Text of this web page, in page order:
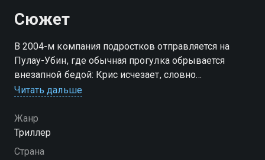
Сюжет
В 2004-м компания подростков отправляется на
Пулау-Убин, где обычная прогулка обрывается
внезапной бедой: Крис исчезает, словно
растворившись в воздухе. Проходит пятнадцать лет
случившемся. Вскоре выясняется, что за этим
исчезновением скрыто куда больше, чем казалось.
Друзья оказываются перед выбором: открыть миру
Читать дальше
Жанр
Триллер
Страна